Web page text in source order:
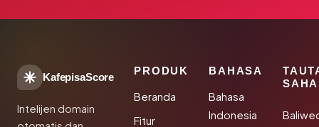
KafepisaScore
Intelijen domain
PRODUK
Beranda
Fitur
BAHASA
Bahasa
Indonesia